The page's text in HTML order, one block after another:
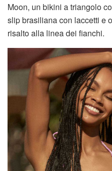
Moon, un bikini a triangolo
slip brasiliana con laccetti e
risalto alla linea dei fianchi.